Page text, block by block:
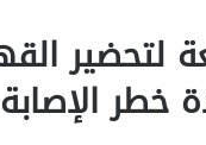
لتحضير
خطر الإصابة